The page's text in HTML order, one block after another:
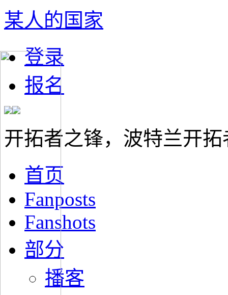
某人的国家
登录
报名
开拓者之锋，波特兰开拓
首页
Fanposts
Fanshots
部分
播客